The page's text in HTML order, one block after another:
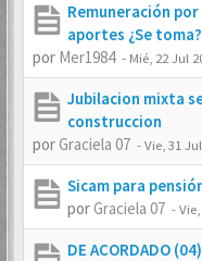
Remuneración
aportes ¿Se toma?
por Mer1984 - Mié, 22 Jul
Jubilacion mixta
construccion
por Graciela 07 -Vie, 31
Sicam para
porGraciela 07 -
DE ACORDADO